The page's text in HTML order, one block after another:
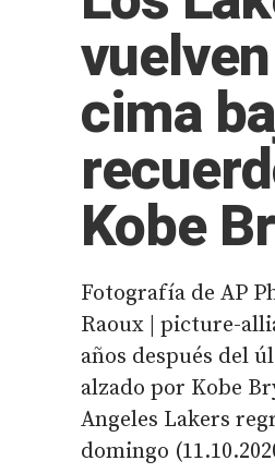
cima
Kobe
Fotografía de AP
Raoux | picture-
años después del
alzado por Kobe
Angeles Lakers
domingo